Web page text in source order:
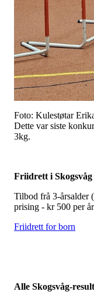
Foto: Kulestøtar
Dette var siste
3kg.
Friidrett i Skogsvåg
Tilbod frå 3-årsalder
prising - kr 500 per
Friidrett for born
Alle Skogsvåg-